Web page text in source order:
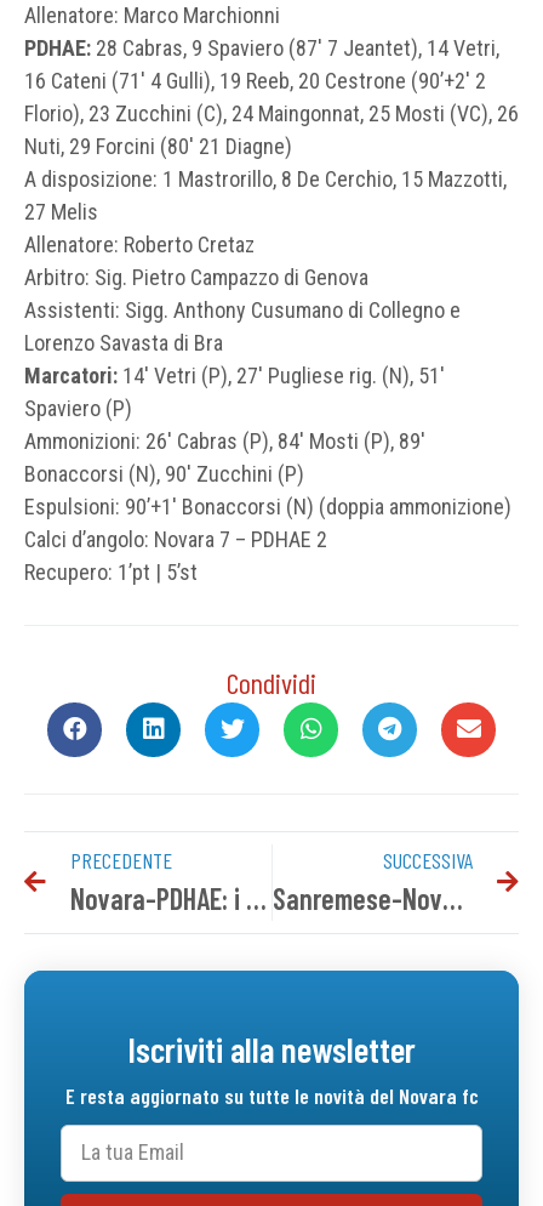
Allenatore: Marco Marchionni
PDHAE: 28 Cabras, 9 Spaviero (87′ 7 Jeantet), 14 Vetri,
16 Cateni (71′ 4 Gulli), 19 Reeb, 20 Cestrone (90’+2′ 2
Florio), 23 Zucchini (C), 24 Maingonnat, 25 Mosti (VC), 26
Nuti, 29 Forcini (80′ 21 Diagne)
A disposizione: 1 Mastrorillo, 8 De Cerchio, 15 Mazzotti,
27 Melis
Allenatore: Roberto Cretaz
Arbitro: Sig. Pietro Campazzo di Genova
Assistenti: Sigg. Anthony Cusumano di Collegno e
Lorenzo Savasta di Bra
Marcatori: 14′ Vetri (P), 27′ Pugliese rig. (N), 51′
Spaviero (P)
Ammonizioni: 26′ Cabras (P), 84′ Mosti (P), 89′
Bonaccorsi (N), 90′ Zucchini (P)
Espulsioni: 90’+1′ Bonaccorsi (N) (doppia ammonizione)
Calci d’angolo: Novara 7 – PDHAE 2
Recupero: 1’pt | 5’st
Condividi
PRECEDENTE
Novara-PDHAE: i convocati azzurri
SUCCESSIVA
Sanremese-Novara: info biglietti Settore Ospiti
Iscriviti alla newsletter
E resta aggiornato su tutte le novità del Novara fc